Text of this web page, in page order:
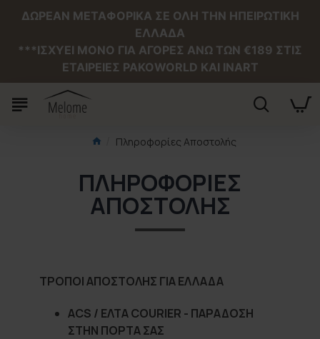
ΔΩΡΕΑΝ ΜΕΤΑΦΟΡΙΚΑ ΣΕ ΟΛΗ ΤΗΝ ΗΠΕΙΡΩΤΙΚΗ
ΕΛΛΑΔΑ
***ΙΣΧΥΕΙ MONO ΓΙΑ ΑΓΟΡΕΣ ΑΝΩ ΤΩΝ €189 ΣΤΙΣ
ΕΤΑΙΡΕΙΕΣ PAKOWORLD ΚΑΙ INART
Πληροφορίες Αποστολής
ΠΛΗΡΟΦΟΡΊΕΣ
ΑΠΟΣΤΟΛΉΣ
ΤΡΟΠΟΙ ΑΠΟΣΤΟΛΗΣ ΓΙΑ ΕΛΛΑΔΑ
ACS / ΕΛΤΑ COURIER - ΠΑΡΑΔΟΣΗ
ΣΤΗΝ ΠΟΡΤΑ ΣΑΣ